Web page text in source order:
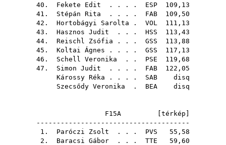
40. Fekete Edit . . . . ESP 109,13
41. Stépán Rita . . . . FAB 109,50
42. Hortobágyi Sarolta . VOL 111,13
43. Hasznos Judit . . . HSS 113,43
44. Reischl Zsófia . . . GSS 113,88
45. Koltai Ágnes . . . . GSS 117,13
46. Schell Veronika . . PSE 119,68
47. Simon Judit . . . . FAB 122,05
Károssy Réka . . . . SAB disq
Szecsődy Veronika . BEA disq
F15A [ térkép
--------------------------------------
1. Paróczi Zsolt . . . PVS 55,58
2. Baracsi Gábor . . . TTE 59,60